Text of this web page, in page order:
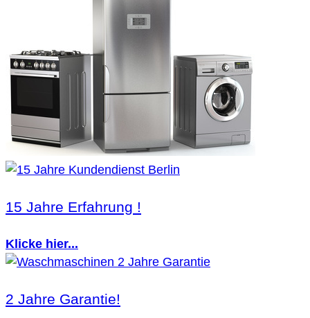
15 Jahre Erfahrung !
Klicke hier...
2 Jahre Garantie!